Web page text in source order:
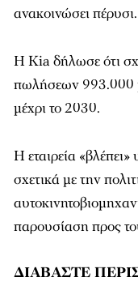
ανακοινώσει πέρυσι.
Η Kia δήλωσε ότι
πωλήσεων 993.000
μέχρι το 2030.
Η εταιρεία
σχετικά με την
παρουσίαση προς
ΔΙΑΒΑΣΤΕ